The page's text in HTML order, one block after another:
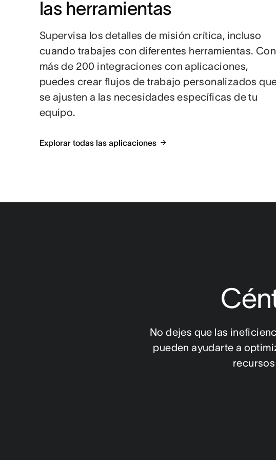
las herramientas
Supervisa los detalles de misión crítica, incluso
cuando trabajes con diferentes herramientas. Con
más de 200 integraciones con aplicaciones,
puedes crear flujos de trabajo personalizados
se ajusten a las necesidades específicas de tu
equipo.
Explorar todas las aplicaciones
No dejes que las
pueden ayudarte a